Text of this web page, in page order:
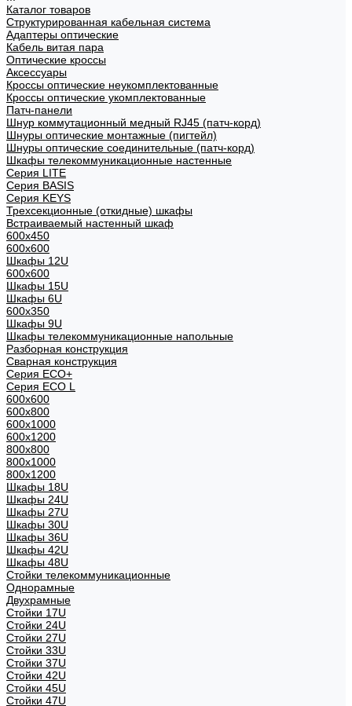
Каталог товаров
Структурированная кабельная система
Адаптеры оптические
Кабель витая пара
Оптические кроссы
Аксессуары
Кроссы оптические неукомплектованные
Кроссы оптические укомплектованные
Патч-панели
Шнур коммутационный медный RJ45 (патч-корд)
Шнуры оптические монтажные (пигтейл)
Шнуры оптические соединительные (патч-корд)
Шкафы телекоммуникационные настенные
Cерия LITE
Cерия BASIS
Cерия KEYS
Трехсекционные (откидные) шкафы
Встраиваемый настенный шкаф
600x450
600x600
Шкафы 12U
600x600
Шкафы 15U
Шкафы 6U
600x350
Шкафы 9U
Шкафы телекоммуникационные напольные
Разборная конструкция
Сварная конструкция
Серия ECO+
Серия ECO L
600x600
600x800
600х1000
600х1200
800x800
800х1000
800х1200
Шкафы 18U
Шкафы 24U
Шкафы 27U
Шкафы 30U
Шкафы 36U
Шкафы 42U
Шкафы 48U
Стойки телекоммуникационные
Однорамные
Двухрамные
Стойки 17U
Стойки 24U
Стойки 27U
Стойки 33U
Стойки 37U
Стойки 42U
Стойки 45U
Стойки 47U